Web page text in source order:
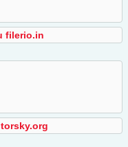
filerio.in